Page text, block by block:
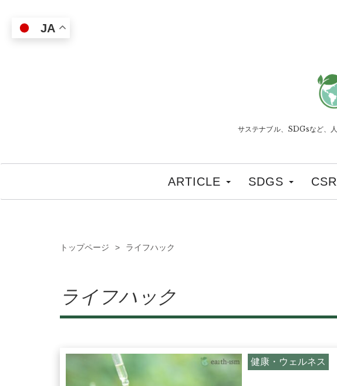
サステナブル、SDGsなど、
ARTICLE SDGS
トップページ ライフハック
ライフハック
健康・ウェルネス
JA